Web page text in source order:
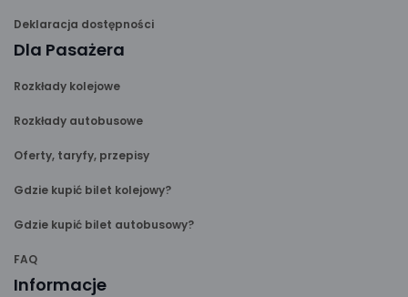
Deklaracja dostępności
Dla Pasażera
Rozkłady kolejowe
Rozkłady autobusowe
Oferty, taryfy, przepisy
Gdzie kupić bilet kolejowy?
Gdzie kupić bilet autobusowy?
FAQ
Informacje